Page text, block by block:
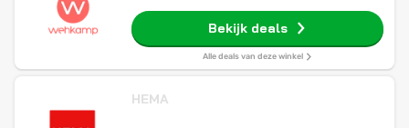
Bekijk deals
Alle deals van deze winkel
HEMA